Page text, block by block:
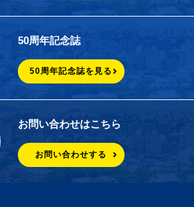
50周年記念誌
50周年記念誌を見る
お問い合わせはこちら
お問い合わせする